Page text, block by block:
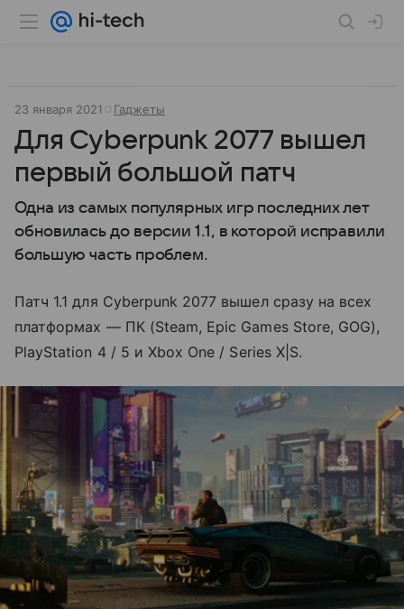
23 января 2021 Гаджеты
Для Cyberpunk 2077 вышел
первый большой патч
Одна из самых популярных игр последних лет
обновилась до версии 1.1, в которой исправили
большую часть проблем.
Патч 1.1 для Cyberpunk 2077 вышел сразу на всех
платформах — ПК (Steam, Epic Games Store, GOG),
PlayStation 4 / 5 и Xbox One / Series X|S.